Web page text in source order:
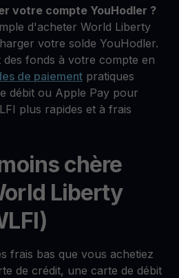
votre compte YouHodler ?
d'acheter World Liberty
votre solde YouHodler.
des fonds à votre compte en
de paiement pratiques
débit ou Apple Pay pour
plus rapides et à frais
chère
Liberty
frais bas que vous achetiez
de crédit, une carte de débit